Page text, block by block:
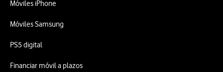
Móviles iPhone
Móviles Samsung
PS5 digital
Financiar móvil a plazos